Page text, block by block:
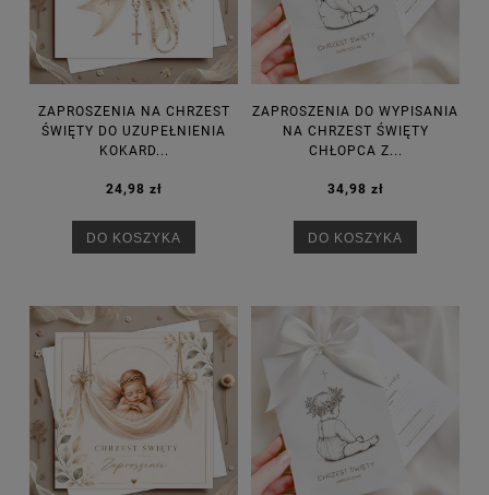
ZAPROSZENIA NA CHRZEST
ŚWIĘTY DO UZUPEŁNIENIA
KOKARD...
24,98 zł
DO KOSZYKA
ZAPROSZENIA DO WYPISANIA
NA CHRZEST ŚWIĘTY
CHŁOPCA Z...
34,98 zł
DO KOSZYKA